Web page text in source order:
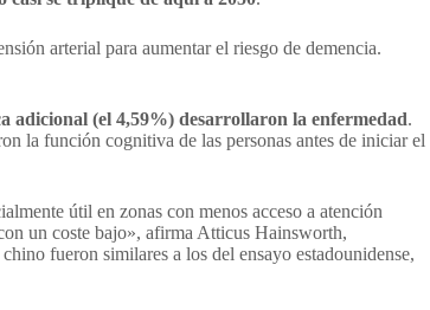
arterial para aumentar el riesgo de demencia.
adicional (el 4,59%) desarrollaron la enfermedad.
la función cognitiva de las personas antes de iniciar el
útil en zonas con menos acceso a atención
un coste bajo», afirma Atticus Hainsworth,
fueron similares a los del ensayo estadounidense,